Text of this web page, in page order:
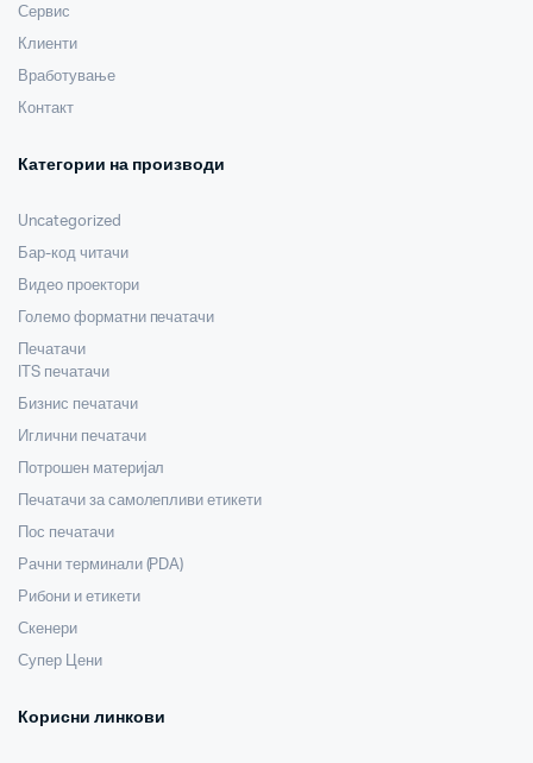
Сервис
Клиенти
Вработување
Контакт
Категории на производи
Uncategorized
Бар-код читачи
Видео проектори
Големо форматни печатачи
Печатачи
ITS печатачи
Бизнис печатачи
Иглични печатачи
Потрошен материјал
Печатачи за самолепливи етикети
Пос печатачи
Рачни терминали (PDA)
Рибони и етикети
Скенери
Супер Цени
Корисни линкови